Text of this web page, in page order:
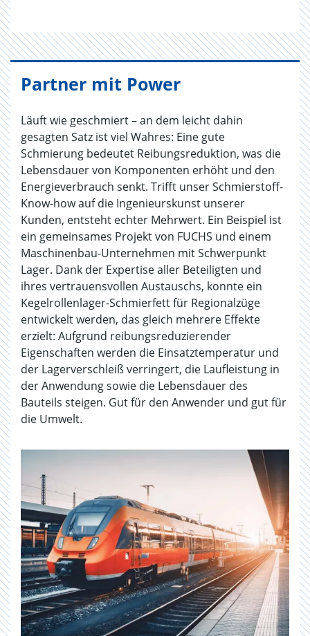
Partner mit Power
Läuft wie geschmiert – an dem leicht dahin
gesagten Satz ist viel Wahres: Eine gute
Schmierung bedeutet Reibungsreduktion, was die
Lebensdauer von Komponenten erhöht und den
Energieverbrauch senkt. Trifft unser Schmierstoff-
Know-how auf die Ingenieurskunst unserer
Kunden, entsteht echter Mehrwert. Ein Beispiel ist
ein gemeinsames Projekt von FUCHS und einem
Maschinenbau-Unternehmen mit Schwerpunkt
Lager. Dank der Expertise aller Beteiligten und
ihres vertrauensvollen Austauschs, konnte ein
Kegelrollenlager-Schmierfett für Regionalzüge
entwickelt werden, das gleich mehrere Effekte
erzielt: Aufgrund reibungsreduzierender
Eigenschaften werden die Einsatztemperatur und
der Lagerverschleiß verringert, die Laufleistung in
der Anwendung sowie die Lebensdauer des
Bauteils steigen. Gut für den Anwender und gut für
die Umwelt.